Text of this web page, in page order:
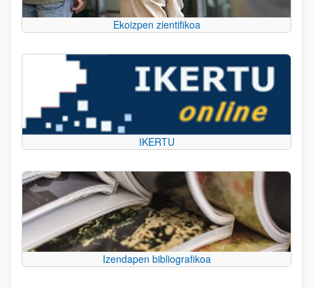
Ekoizpen zientifikoa
IKERTU
Izendapen bibliografikoa